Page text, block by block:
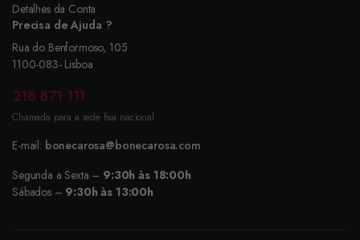
Detalhes da Conta
Precisa de Ajuda ?
Rua do Benformoso, 105
1100-083- Lisboa
218 871 111
Chamada para a rede fixa nacional
E-mail: bonecarosa@bonecarosa.com
Segunda a Sexta – 9:30h às 18:00h
Sábados – 9:30h às 13:00h